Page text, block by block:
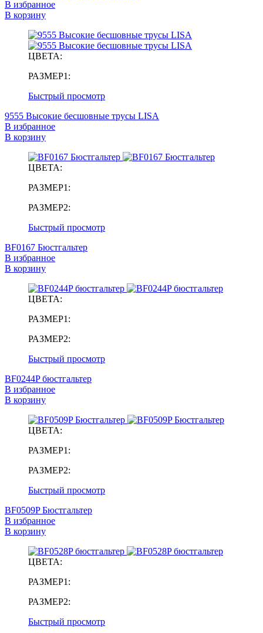
В избранное
В корзину
ЦВЕТА:
РАЗМЕР1:
Быстрый просмотр
9555 Высокие бесшовные трусы LISA
В избранное
В корзину
ЦВЕТА:
РАЗМЕР1:
РАЗМЕР2:
Быстрый просмотр
BF0167 Бюстгальтер
В избранное
В корзину
ЦВЕТА:
РАЗМЕР1:
РАЗМЕР2:
Быстрый просмотр
BF0244P бюстгальтер
В избранное
В корзину
ЦВЕТА:
РАЗМЕР1:
РАЗМЕР2:
Быстрый просмотр
BF0509P Бюстгальтер
В избранное
В корзину
ЦВЕТА:
РАЗМЕР1:
РАЗМЕР2:
Быстрый просмотр